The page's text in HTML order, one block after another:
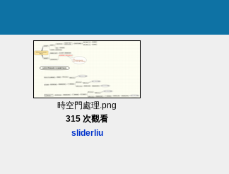
時空門處理.png
315 次觀看
sliderliu